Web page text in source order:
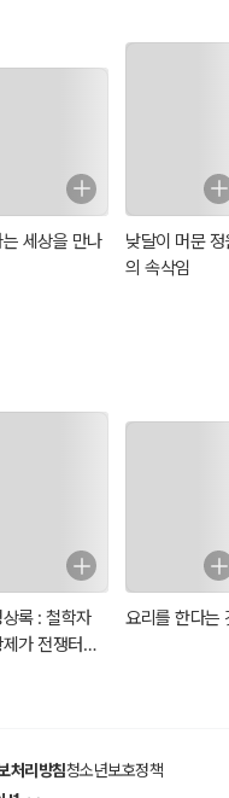
는 세상을 만나
낮달이 머문 정
의 속삭임
상록 : 철학자
가 전쟁터에
요리를 한다는
처리방침청소년보호정책